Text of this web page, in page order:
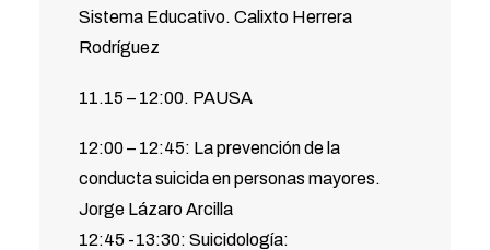
Sistema Educativo. Calixto Herrera
Rodríguez
11.15 – 12:00. PAUSA
12:00 – 12:45: La prevención de la
conducta suicida en personas mayores.
Jorge Lázaro Arcilla
12:45 -13:30: Suicidología: